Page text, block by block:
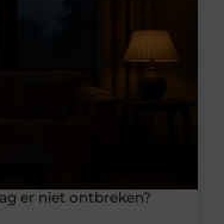
er niet ontbreken?